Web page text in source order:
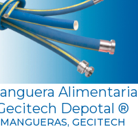
Alimentaria
Depotal ®
MANGUERAS, GECITECH